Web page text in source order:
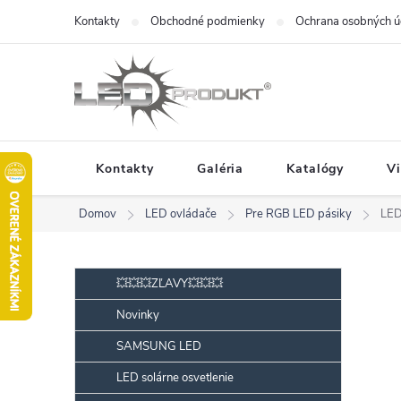
obsah
Kontakty Obchodné podmienky Ochrana osobných
Kontakty Galéria Katalógy
Domov LED ovládače Pre RGB LED pásiky
o
č
n
Preskočiť
kategórie💥💥💥ZĽAVY💥💥💥
Novinky
SAMSUNG LED
LED solárne osvetlenie